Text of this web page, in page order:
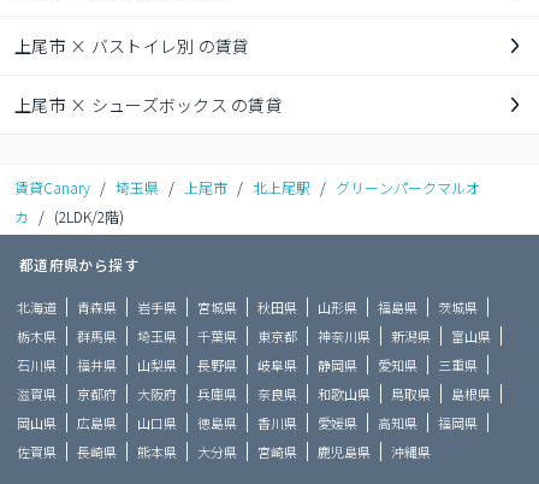
上尾市 × バストイレ別 の賃貸
上尾市 × シューズボックス の賃貸
賃貸Canary / 埼玉県 / 上尾市 / 北上尾駅 / グリーンパークマルオ
カ
/ (2LDK/2階)
都道府県から探す
北海道 青森県 岩手県 宮城県 秋田県 山形県 福島県
茨城県
栃木県
群馬県 埼玉県 千葉県 東京都 神奈川県 新潟県
富山県
石川県
福井県 山梨県 長野県 岐阜県 静岡県 愛知県
三重県
滋賀県
京都府 大阪府 兵庫県 奈良県 和歌山県 鳥取県
島根県
岡山県
広島県 山口県 徳島県 香川県 愛媛県 高知県
福岡県
佐賀県
長崎県 熊本県 大分県 宮崎県 鹿児島県 沖縄県